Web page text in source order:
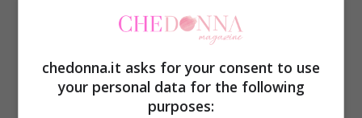
anticipando che i provvedimenti saranno
mossa ha suscitato reazioni contrastanti
tra i sostenitori dei vari concorrenti,
chedonna.it asks for your consent to use
your personal data for the following
purposes: